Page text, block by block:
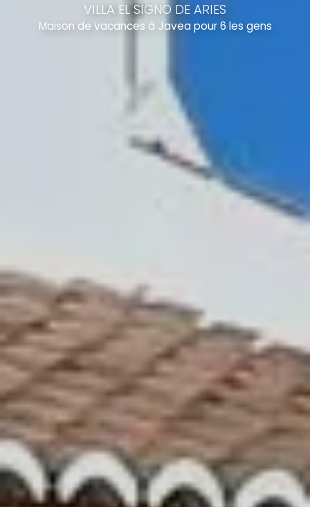
VILLA EL SIGNO DE ARIES
Maison de vacances à Javea pour 6 les gens